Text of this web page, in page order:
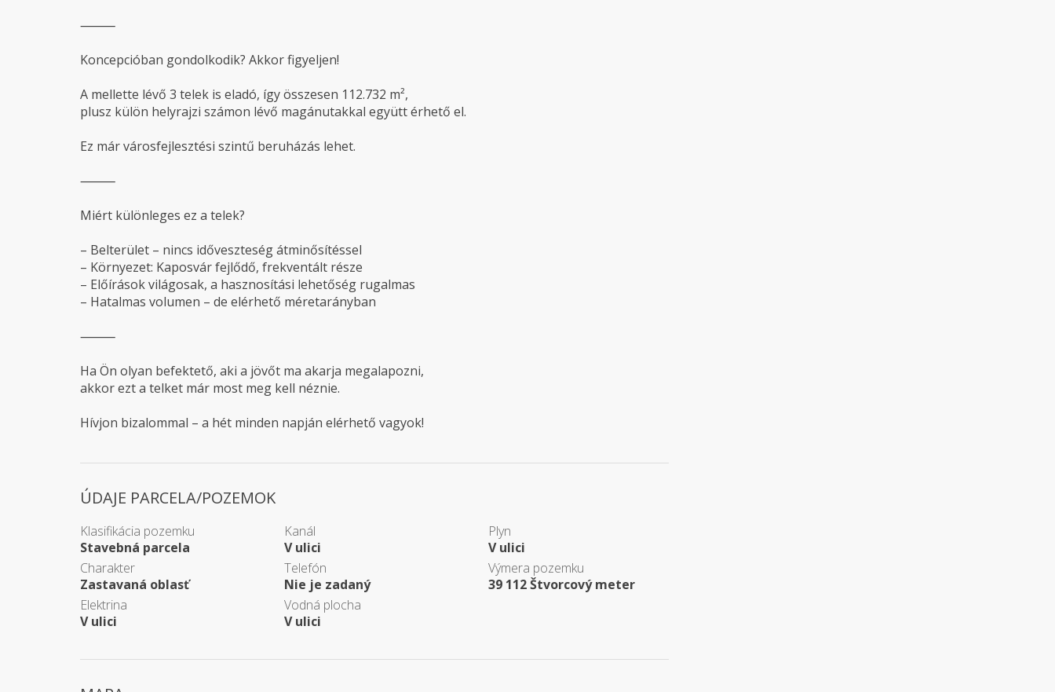
⸻
Koncepcióban gondolkodik? Akkor figyeljen!
A mellette lévő 3 telek is eladó, így összesen 112.732 m²,
plusz külön helyrajzi számon lévő magánutakkal együtt érhető el.
Ez már városfejlesztési szintű beruházás lehet.
⸻
Miért különleges ez a telek?
– Belterület – nincs időveszteség átminősítéssel
– Környezet: Kaposvár fejlődő, frekventált része
– Előírások világosak, a hasznosítási lehetőség rugalmas
– Hatalmas volumen – de elérhető méretarányban
⸻
Ha Ön olyan befektető, aki a jövőt ma akarja megalapozni,
akkor ezt a telket már most meg kell néznie.
Hívjon bizalommal – a hét minden napján elérhető vagyok!
ÚDAJE PARCELA/POZEMOK
Klasifikácia pozemku
Stavebná parcela
Kanál
V ulici
Plyn
V ulici
Charakter
Zastavaná oblasť
Telefón
Nie je zadaný
Výmera pozemku
39 112 Štvorcový meter
Elektrina
V ulici
Vodná plocha
V ulici